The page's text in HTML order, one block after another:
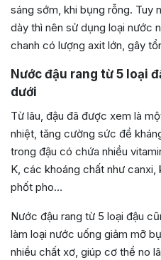
sáng sớm, khi bụng rỗng. Tuy
dày thì nên sử dụng loại nước
chanh có lượng axit lớn, gây
Nước đậu rang từ 5 loại
dưới
Từ lâu, đậu đã được xem là
nhiệt, tăng cường sức đề
trong đậu có chứa nhiều
K, các khoáng chất như canxi,
phốt pho…
Nước đậu rang từ 5 loại đậu
làm loại nước uống giảm mỡ
nhiều chất xơ, giúp cơ thể no